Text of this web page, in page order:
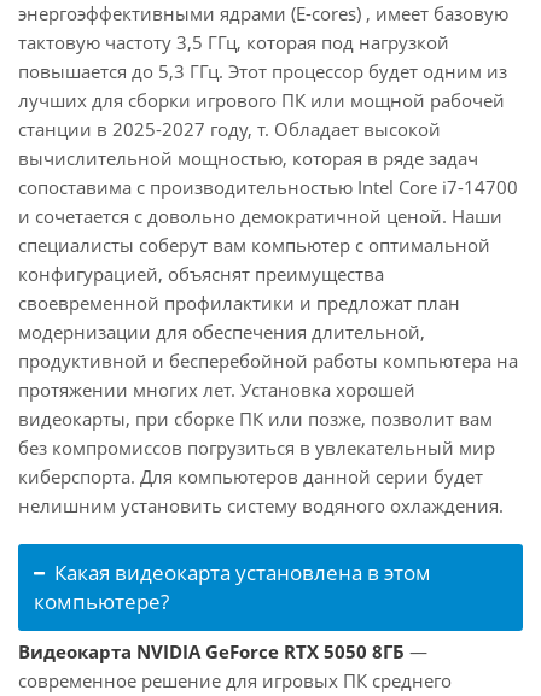
энергоэффективными ядрами (E-cores) , имеет базовую
тактовую частоту 3,5 ГГц, которая под нагрузкой
повышается до 5,3 ГГц. Этот процессор будет одним из
лучших для сборки игрового ПК или мощной рабочей
станции в 2025-2027 году, т. Обладает высокой
вычислительной мощностью, которая в ряде задач
сопоставима с производительностью Intel Core i7-14700
и сочетается с довольно демократичной ценой. Наши
специалисты соберут вам компьютер с оптимальной
конфигурацией, объяснят преимущества
своевременной профилактики и предложат план
модернизации для обеспечения длительной,
продуктивной и бесперебойной работы компьютера на
протяжении многих лет. Установка хорошей
видеокарты, при сборке ПК или позже, позволит вам
без компромиссов погрузиться в увлекательный мир
киберспорта. Для компьютеров данной серии будет
нелишним установить систему водяного охлаждения.
Какая видеокарта установлена в этом
компьютере?
Видеокарта NVIDIA GeForce RTX 5050 8ГБ —
современное решение для игровых ПК среднего